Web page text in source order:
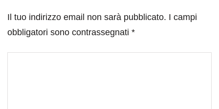
Il tuo indirizzo email non sarà pubblicato. I campi
obbligatori sono contrassegnati *